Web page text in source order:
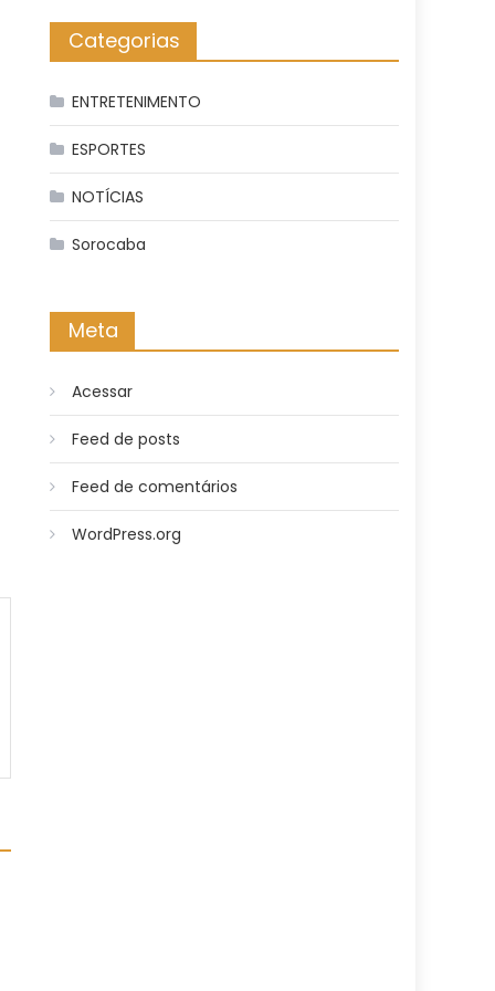
Categorias
ENTRETENIMENTO
ESPORTES
NOTÍCIAS
Sorocaba
Meta
Acessar
Feed de posts
Feed de comentários
WordPress.org